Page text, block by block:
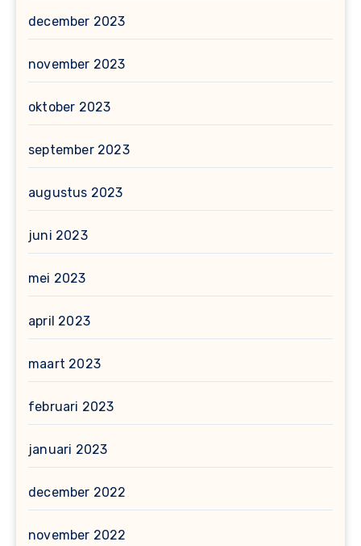
december 2023
november 2023
oktober 2023
september 2023
augustus 2023
juni 2023
mei 2023
april 2023
maart 2023
februari 2023
januari 2023
december 2022
november 2022